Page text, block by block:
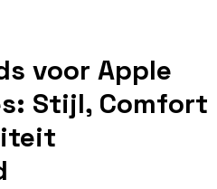
voor Apple
Stijl, Comfort